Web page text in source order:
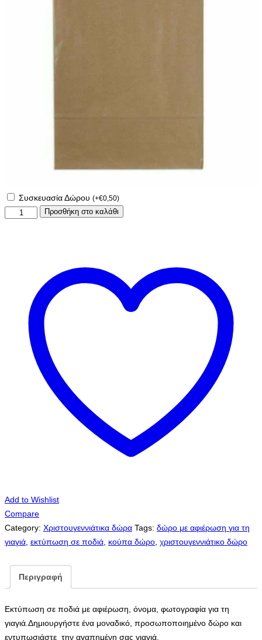
Συσκευασία Δώρου (+€0,50)
Εκτύπωση
φωτογραφία
ποσότητα
Προσθήκη στο καλάθι
Add to Wishlist
Compare
Category: Χριστουγεννιάτικα δώρα Tags: δώρο με αφιέρωση για τη
γιαγιά εκτύπωση σε ποδιά κούπα δώρο χριστουγεννιάτικο δώρο
Περιγραφή
Εκτύπωση σε ποδιά με αφιέρωση, όνομα, φωτογραφία για τη
γιαγιά.Δημιουργήστε ένα μοναδικό, προσωποποιημένο δώρο και
εντυπωσιάστε την αγαπημένη σας γιαγιά.